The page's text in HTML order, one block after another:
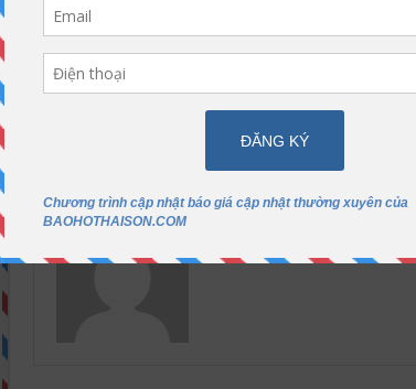
May áo đồng phục công
nhân chất lượng
Địa chỉ
hộ lao
ABOUT THE AUTHOR